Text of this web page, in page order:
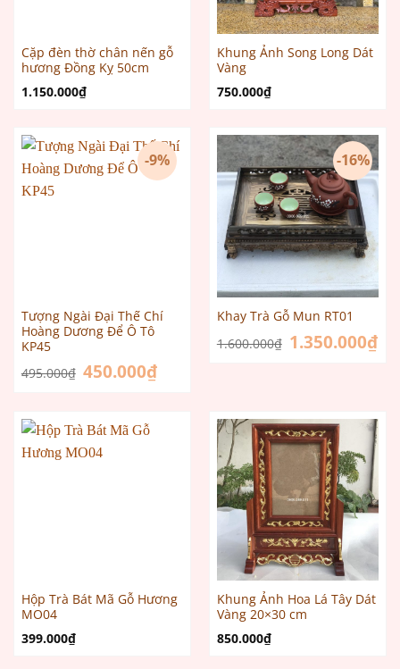
Cặp đèn thờ chân nến gỗ
hương Đồng Kỵ 50cm
1.150.000₫
Khung Ảnh Song Long Dát
Vàng
750.000₫
-9%
Tượng Ngài Đại Thế Chí
Hoàng Dương Để Ô Tô
KP45
495.000₫ Giá
gốc
450.000₫Giá
hiện
-16%
Khay Trà Gỗ Mun RT01
1.600.000₫ Giá
gốc
1.350.000₫Giá
Hộp Trà Bát Mã Gỗ Hương
MO04
399.000₫
Khung Ảnh Hoa Lá Tây Dát
Vàng 20×30 cm
850.000₫